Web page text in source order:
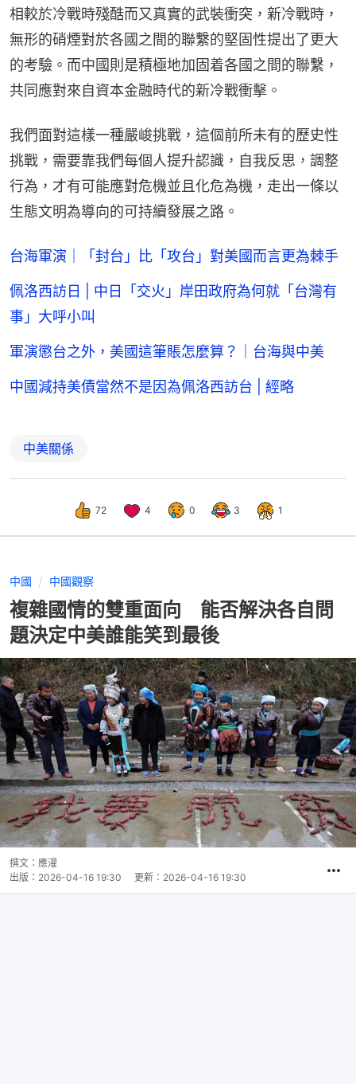
相較於冷戰時殘酷而又真實的武裝衝突，新冷戰時，
無形的硝煙對於各國之間的聯繫的堅固性提出了更大
的考驗。而中國則是積極地加固着各國之間的聯繫，
共同應對來自資本金融時代的新冷戰衝擊。
我們面對這樣一種嚴峻挑戰，這個前所未有的歷史性
挑戰，需要靠我們每個人提升認識，自我反思，調整
行為，才有可能應對危機並且化危為機，走出一條以
生態文明為導向的可持續發展之路。
台海軍演｜「封台」比「攻台」對美國而言更為棘手
佩洛西訪日 | 中日「交火」岸田政府為何就「台灣有
事」大呼小叫
軍演懲台之外，美國這筆賬怎麼算？｜台海與中美
中國減持美債當然不是因為佩洛西訪台 | 經略
中美關係
72 4 0 3 1
中國 中國觀察
複雜國情的雙重面向 能否解決各自問
題決定中美誰能笑到最後
撰文： 應濯
出版： 2026-04-16 19:30 更新： 2026-04-16 19:30